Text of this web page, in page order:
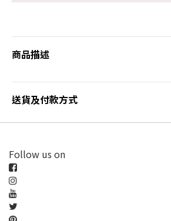
商品描述
送貨及付款方式
Follow us on